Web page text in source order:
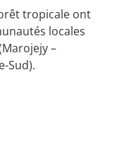
tropicale ont
locales
–
Sud).